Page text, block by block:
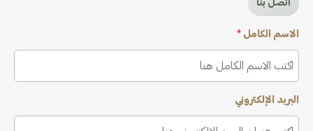
اتصل بنا
الاسم الكامل *
البريد الإلكتروني